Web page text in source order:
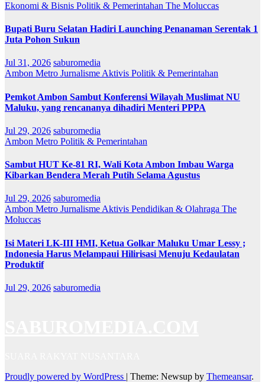
Ekonomi & Bisnis Politik & Pemerintahan The Moluccas
Bupati Buru Selatan Hadiri Launching Penanaman Serentak 1
Juta Pohon Sukun
Jul 31, 2026 saburomedia
Ambon Metro Jurnalisme Aktivis Politik & Pemerintahan
Pemkot Ambon Sambut Konferensi Wilayah Muslimat NU
Maluku, yang rencananya dihadiri Menteri PPPA
Jul 29, 2026 saburomedia
Ambon Metro Politik & Pemerintahan
Sambut HUT Ke-81 RI, Wali Kota Ambon Imbau Warga
Kibarkan Bendera Merah Putih Selama Agustus
Jul 29, 2026 saburomedia
Ambon Metro Jurnalisme Aktivis Pendidikan & Olahraga The
Moluccas
Isi Materi LK-III HMI, Ketua Golkar Maluku Umar Lessy ;
Indonesia Harus Melampaui Hilirisasi Menuju Kedaulatan
Produktif
Jul 29, 2026 saburomedia
Proudly powered by WordPress | Theme: Newsup by Themeansar.